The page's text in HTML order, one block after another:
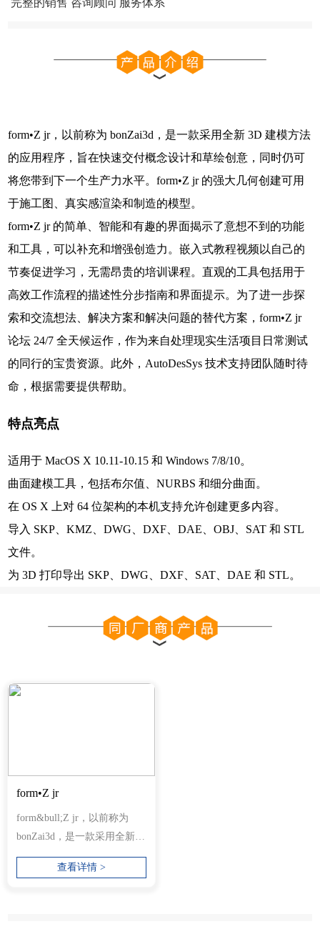
完整的销售 咨询顾问 服务体系
form•Z jr，以前称为 bonZai3d，是一款采用全新 3D 建模方法
的应用程序，旨在快速交付概念设计和草绘创意，同时仍可
将您带到下一个生产力水平。form•Z jr 的强大几何创建可用
于施工图、真实感渲染和制造的模型。
form•Z jr 的简单、智能和有趣的界面揭示了意想不到的功能
和工具，可以补充和增强创造力。嵌入式教程视频以自己的
节奏促进学习，无需昂贵的培训课程。直观的工具包括用于
高效工作流程的描述性分步指南和界面提示。为了进一步探
索和交流想法、解决方案和解决问题的替代方案，form•Z jr
论坛 24/7 全天候运作，作为来自处理现实生活项目日常测试
的同行的宝贵资源。此外，AutoDesSys 技术支持团队随时待
命，根据需要提供帮助。
特点亮点
适用于 MacOS X 10.11-10.15 和 Windows 7/8/10。
曲面建模工具，包括布尔值、NURBS 和细分曲面。
在 OS X 上对 64 位架构的本机支持允许创建更多内容。
导入 SKP、KMZ、DWG、DXF、DAE、OBJ、SAT 和 STL
文件。
为 3D 打印导出 SKP、DWG、DXF、SAT、DAE 和 STL。
form•Z jr
form&bull;Z jr，以前称为
bonZai3d，是一款采用全新
3D 建模方法的应用程序，旨
在快速交付...
查看详情 >